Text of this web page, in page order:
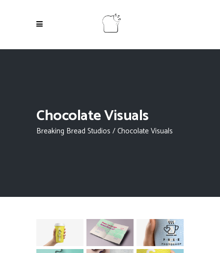
Chocolate Visuals
Breaking Bread Studios /Chocolate Visuals